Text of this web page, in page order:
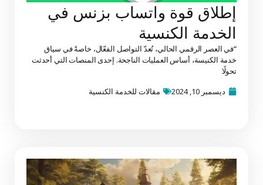
إطلاق قوة واتساب بزنس في
الخدمة الكنسية
“في العصر الرقمي الحالي، تُعدّ التواصل الفعّال، خاصةً في سياق
خدمة الكنيسة، أساس العمليات الناجحة. إحدى المنصات التي أحدثت
تحولًا
ديسمبر 10, 2024
مقالات للخدمة الكنسية